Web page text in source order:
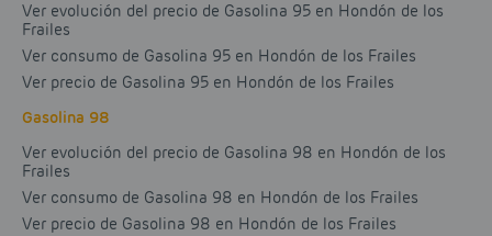
Ver evolución del precio de Gasolina 95 en Hondón de los
Frailes
Ver consumo de Gasolina 95 en Hondón de los Frailes
Ver precio de Gasolina 95 en Hondón de los Frailes
Gasolina 98
Ver evolución del precio de Gasolina 98 en Hondón de los
Frailes
Ver consumo de Gasolina 98 en Hondón de los Frailes
Ver precio de Gasolina 98 en Hondón de los Frailes